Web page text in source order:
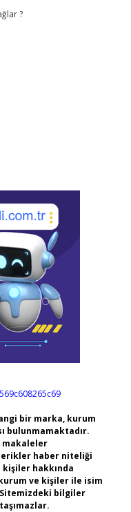
?
bir marka, kurum
bulunmamaktadır.
makaleler
haber niteliği
hakkında
ve kişiler ile isim
bilgiler